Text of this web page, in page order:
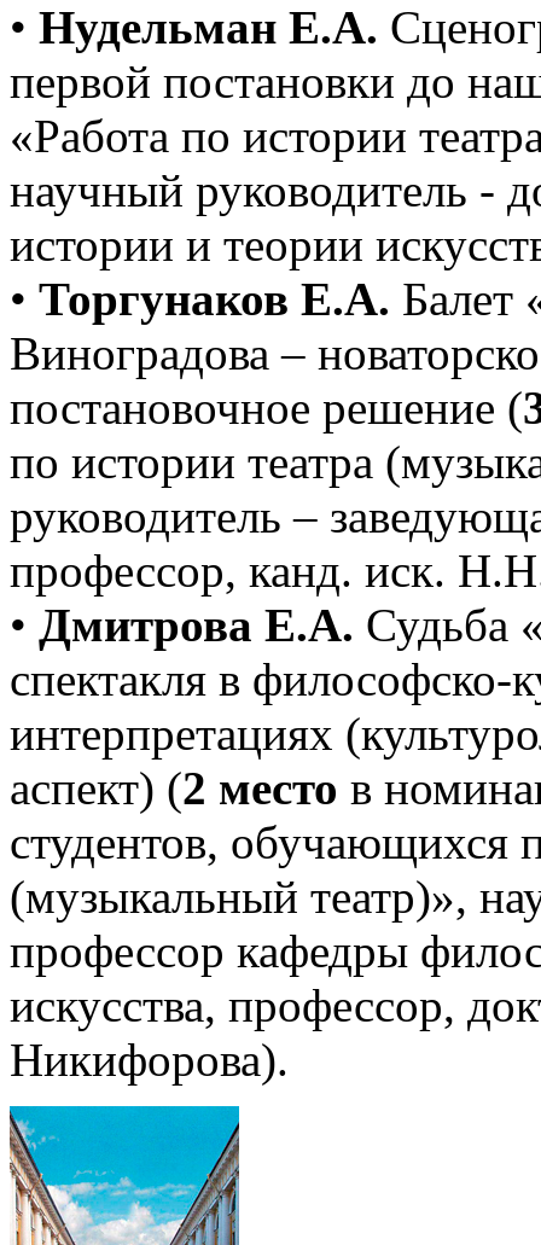
• Нудельман Е.А.
первой постановки до
«Работа по истории
научный руководитель -
истории и теории
• Торгунаков Е.А. Балет
Виноградова –
постановочное решение (
по истории театра
руководитель –
профессор, канд. иск.
• Дмитрова Е.А. Судьба
спектакля в философско-
интерпретациях
аспект) (2 место в
студентов, обучающихся
(музыкальный театр)»,
профессор кафедры
искусства, профессор,
Никифорова).